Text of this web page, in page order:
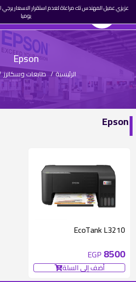
عزيزي عميل المهندس تك مراعاة لعدم استقرار الاسعار
يوميا
☰ المهندس تك
AR
تسجيل
دخول
Epson
الرئيسية / طابعات وسكانرز
Epson
EcoTank L3210
8500
EGP
أضف إلى السلة